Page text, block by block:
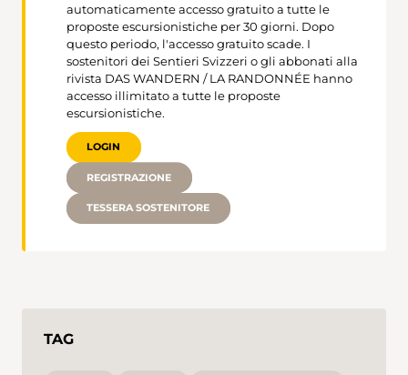
automaticamente accesso gratuito a tutte le
proposte escursionistiche per 30 giorni. Dopo
questo periodo, l'accesso gratuito scade. I
sostenitori dei Sentieri Svizzeri o gli abbonati alla
rivista DAS WANDERN / LA RANDONNÉE hanno
accesso illimitato a tutte le proposte
escursionistiche.
LOGIN
REGISTRAZIONE
TESSERA SOSTENITORE
TAG